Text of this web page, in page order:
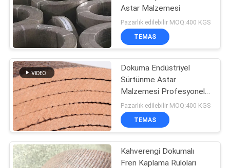
KALITE
KONTROL
BIZE
ULAŞIN
BIR
TEKLIF
ISTEĞI
Astar Malzemesi
Pazarlık edilebilir MOQ:400 KGS
TEMAS
Dokuma Endüstriyel
Sürtünme Astar
Malzemesi Profesyonel
Reçine Kalıplı
Pazarlık edilebilir MOQ:400 KGS
TEMAS
Kahverengi Dokumalı
Fren Kaplama Ruloları